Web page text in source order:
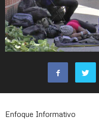
Enfoque Informativo